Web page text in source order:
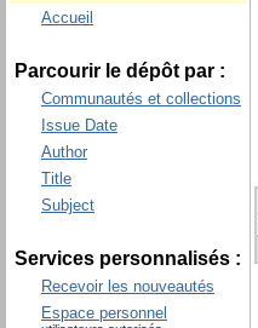
Accueil
Parcourir le dépôt par :
Communautés et collections
Issue Date
Author
Title
Subject
Services personnalisés :
Recevoir les nouveautés
Espace personnel